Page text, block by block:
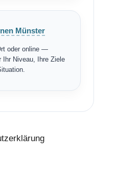
Münster
oder online —
Ihr Niveau, Ihre Ziele